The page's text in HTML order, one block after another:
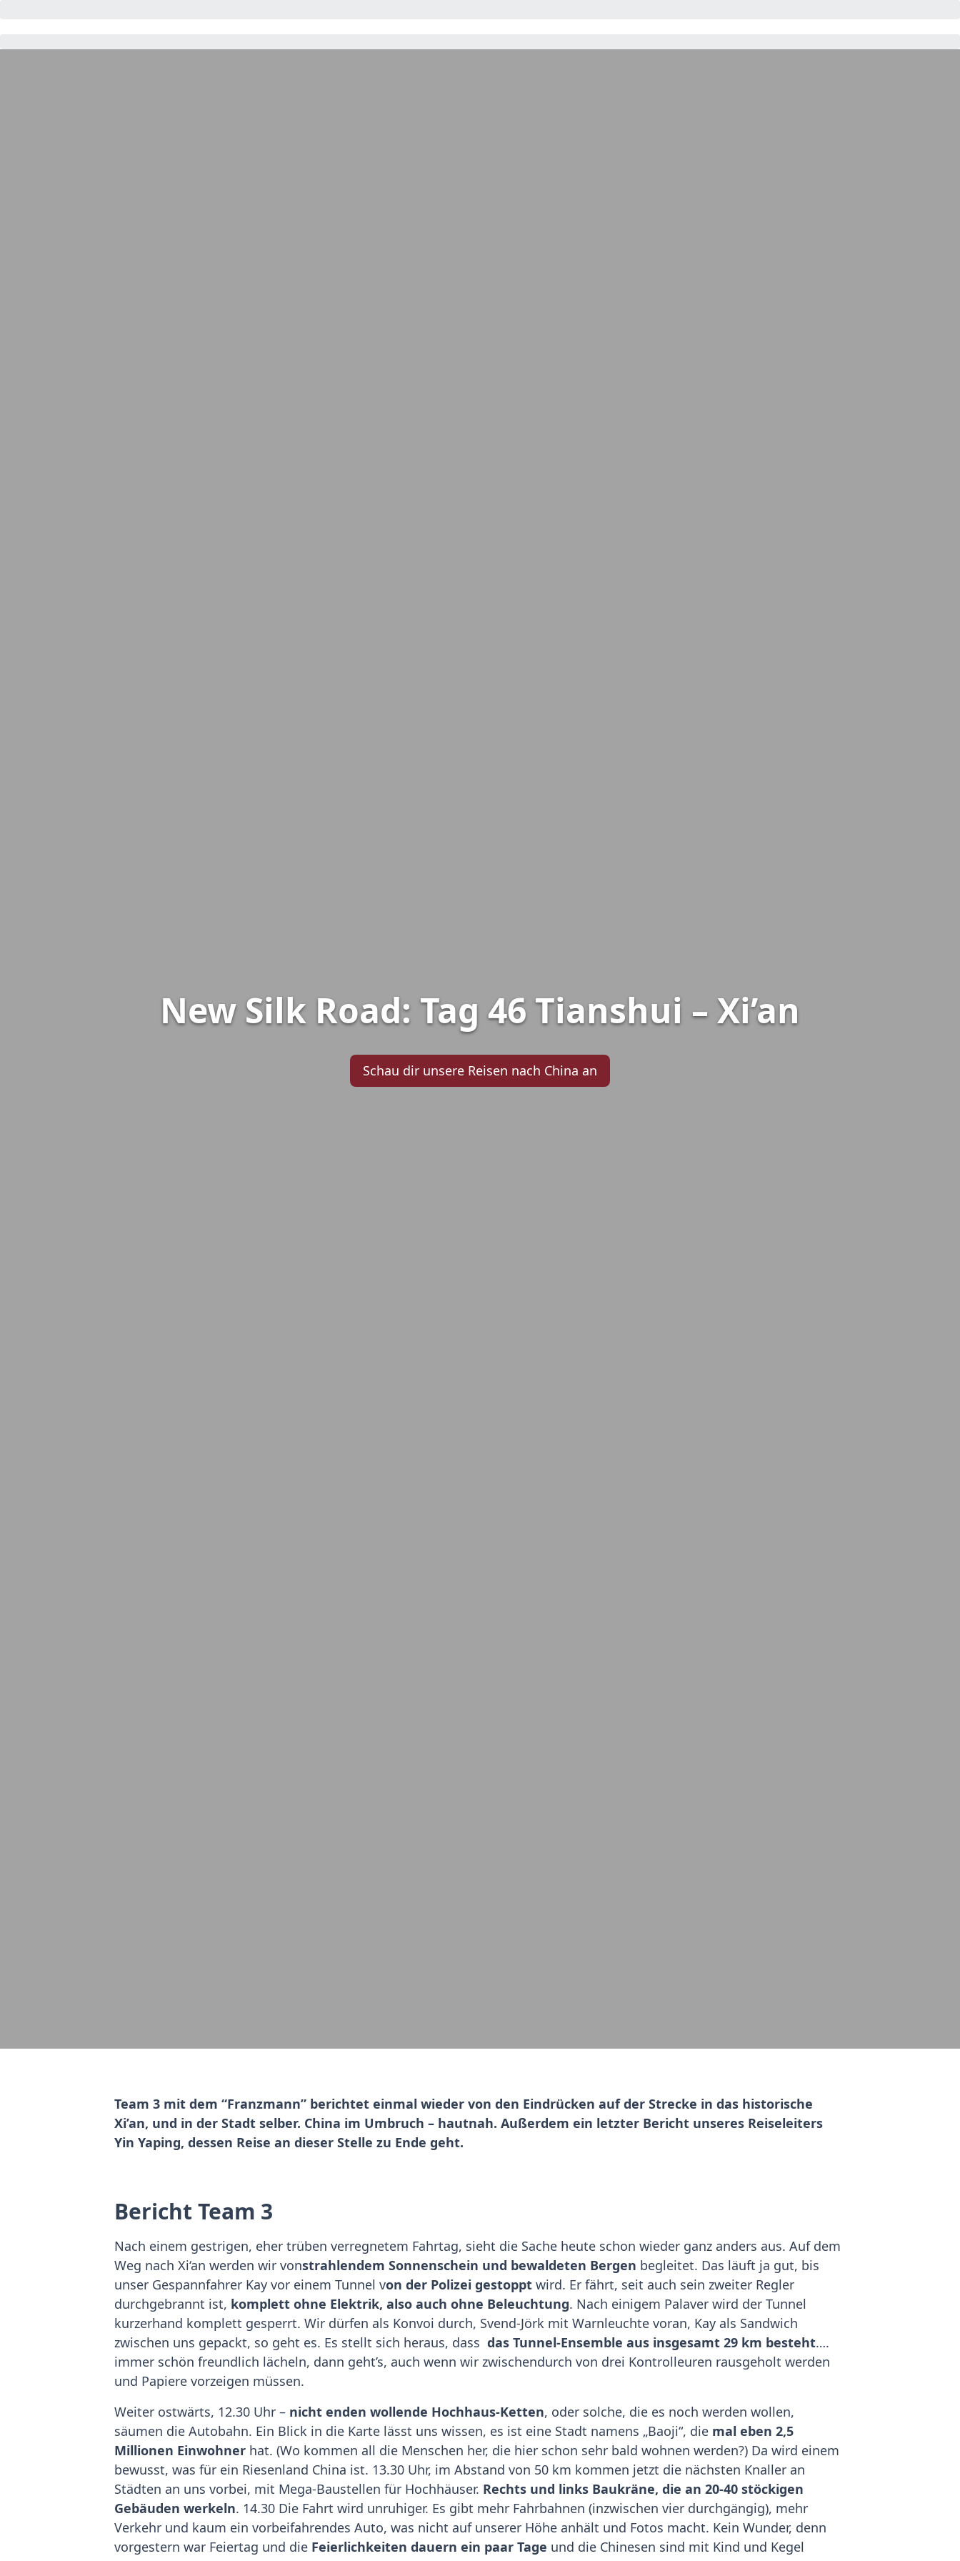
New Silk Road: Tag 46 Tianshui – Xi’an
Schau dir unsere Reisen nach China an
Team 3 mit dem “Franzmann” berichtet einmal wieder von den Eindrücken auf der Strecke in das historische
Xi’an, und in der Stadt selber. China im Umbruch – hautnah. Außerdem ein letzter Bericht unseres Reiseleiters
Yin Yaping, dessen Reise an dieser Stelle zu Ende geht.
Bericht Team 3
Nach einem gestrigen, eher trüben verregnetem Fahrtag, sieht die Sache heute schon wieder ganz anders aus. Auf dem
Weg nach Xi‘an werden wir vonstrahlendem Sonnenschein und bewaldeten Bergen begleitet. Das läuft ja gut, bis
unser Gespannfahrer Kay vor einem Tunnel von der Polizei gestoppt wird. Er fährt, seit auch sein zweiter Regler
durchgebrannt ist, komplett ohne Elektrik, also auch ohne Beleuchtung. Nach einigem Palaver wird der Tunnel
kurzerhand komplett gesperrt. Wir dürfen als Konvoi durch, Svend-Jörk mit Warnleuchte voran, Kay als Sandwich
zwischen uns gepackt, so geht es. Es stellt sich heraus, dass das Tunnel-Ensemble aus insgesamt 29 km besteht….
immer schön freundlich lächeln, dann geht’s, auch wenn wir zwischendurch von drei Kontrolleuren rausgeholt werden
und Papiere vorzeigen müssen.
Weiter ostwärts, 12.30 Uhr – nicht enden wollende Hochhaus-Ketten, oder solche, die es noch werden wollen,
säumen die Autobahn. Ein Blick in die Karte lässt uns wissen, es ist eine Stadt namens „Baoji“, die mal eben 2,5
Millionen Einwohner hat. (Wo kommen all die Menschen her, die hier schon sehr bald wohnen werden?) Da wird einem
bewusst, was für ein Riesenland China ist. 13.30 Uhr, im Abstand von 50 km kommen jetzt die nächsten Knaller an
Städten an uns vorbei, mit Mega-Baustellen für Hochhäuser. Rechts und links Baukräne, die an 20-40 stöckigen
Gebäuden werkeln. 14.30 Die Fahrt wird unruhiger. Es gibt mehr Fahrbahnen (inzwischen vier durchgängig), mehr
Verkehr und kaum ein vorbeifahrendes Auto, was nicht auf unserer Höhe anhält und Fotos macht. Kein Wunder, denn
vorgestern war Feiertag und die Feierlichkeiten dauern ein paar Tage und die Chinesen sind mit Kind und Kegel